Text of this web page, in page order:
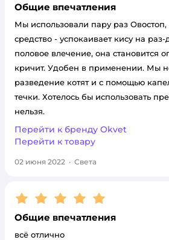
Общие впечатления
Мы использовали пару раз Овостоп,
средство - успокаивает кису на
половое влечение, она становится
кричит. Удобен в применении. Мы
разведение котят и с помощью
течки. Хотелось бы использовать
нельзя.
Перейти к бренду Okvet
Перейти к товару
02 июня 2022 · Света
Рейтинг:5
Общие впечатления
всё отлично